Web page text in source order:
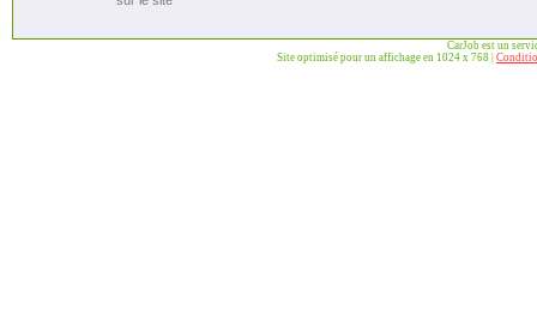
CarJob est un
Site optimisé pour un affichage en 1024 x 768 |